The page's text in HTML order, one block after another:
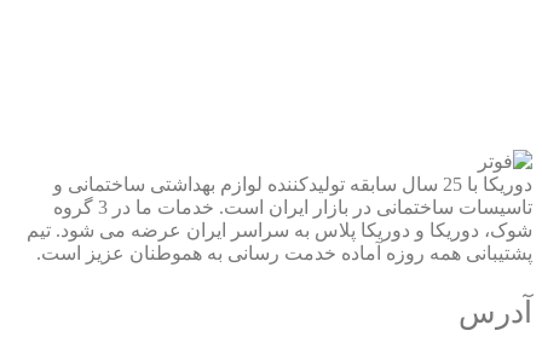
دوریکا با 25 سال سابقه تولیدکننده لوازم بهداشتی ساختمانی و
تاسیسات ساختمانی در بازار ایران است. خدمات ما در 3 گروه
شوک، دوریکا و دوریکا پلاس به سراسر ایران عرضه می شود. تیم
پشتیبانی همه روزه آماده خدمت رسانی به هموطنان عزیز است.
آدرس